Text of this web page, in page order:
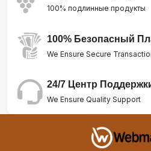
100% подлинные продукты
100% Безопасный
We Ensure Secure
24/7 Центр
We Ensure Quality Support